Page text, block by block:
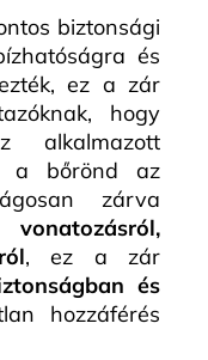
biztonsági
és
ez a zár
hogy
alkalmazott
a bőrönd az
zárva
vonatozásról,
, ez a zár
és
hozzáférés